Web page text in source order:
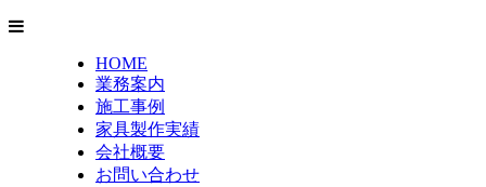
HOME
業務案内
施工事例
家具製作実績
会社概要
お問い合わせ